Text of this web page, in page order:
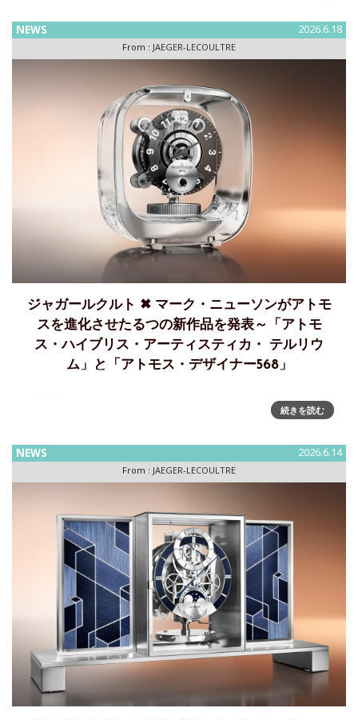
ラボレーションの最新作として、ジャガー・ルクルトはメモ
ボックス・
NEWS 2026.6.18
From : JAEGER-LECOULTRE
ジャガールクルト ✖ マーク・ニューソンがアトモ
スを進化させたるつの新作品を発表～「アトモ
ス・ハイブリス・アーティスティカ・ テルリウ
ム」と「アトモス・デザイナー568」
コラボレーションから、新しい2作の「アトモス」を発表～
と「アトモス・デザイナー568」ジャガー・ルクルトとオース
トラリア出
続きを読む
NEWS 2026.6.14
From : JAEGER-LECOULTRE